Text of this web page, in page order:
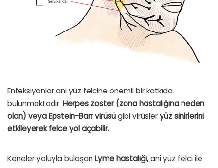
Enfeksiyonlar ani yüz felcine önemli bir katkıda
bulunmaktadır. Herpes zoster (zona hastalığına neden
olan) veya Epstein-Barr virüsügibi virüsleryüz sinirlerini
etkileyerek felce yol açabilir.
Keneler yoluyla bulaşan Lyme hastalığı,ani yüz felci ile